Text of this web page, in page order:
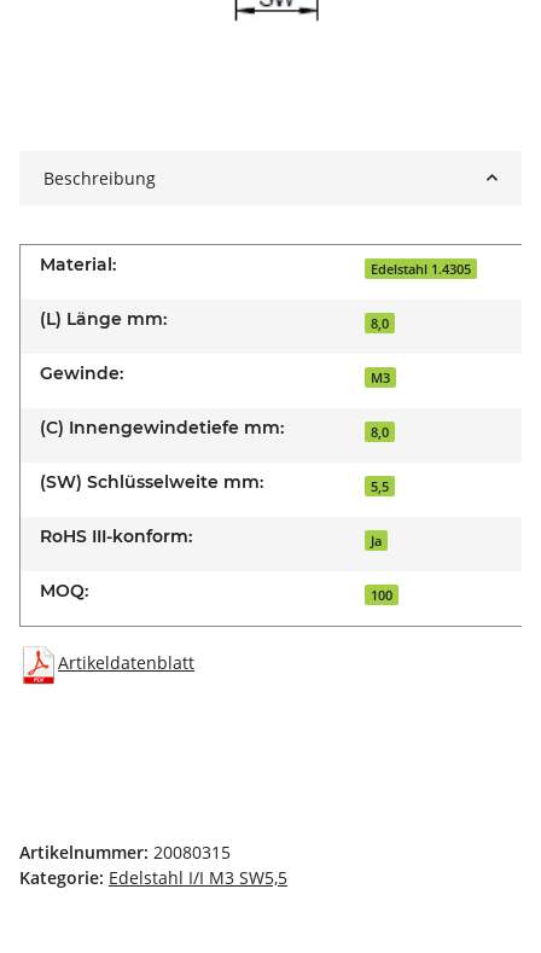
Beschreibung
Material: Edelstahl 1.4305
(L) Länge mm: 8,0
Gewinde: M3
(C) Innengewindetiefe mm: 8,0
(SW) Schlüsselweite mm: 5,5
RoHS III-konform: Ja
MOQ: 100
Artikeldatenblatt
Artikelnummer: 20080315
Kategorie: Edelstahl I/I M3 SW5,5